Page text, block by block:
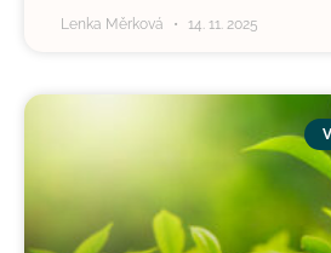
Lenka Měrková 14. 11. 2025